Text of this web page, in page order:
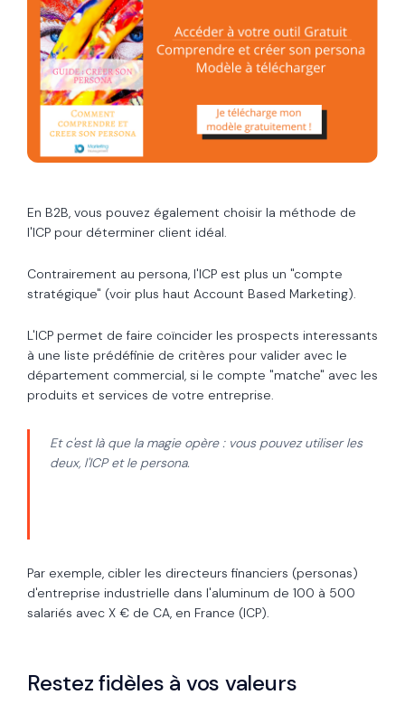
En B2B, vous pouvez également choisir la méthode de
l'ICP pour déterminer client idéal.
Contrairement au persona, l'ICP est plus un "compte
stratégique" (voir plus haut Account Based Marketing).
L'ICP permet de faire coïncider les prospects interessants
à une liste prédéfinie de critères pour valider avec le
département commercial, si le compte "matche" avec les
produits et services de votre entreprise.
Et c'est là que la magie opère : vous pouvez utiliser les
deux, l'ICP et le persona.
Par exemple, cibler les directeurs financiers (personas)
d'entreprise industrielle dans l'aluminum de 100 à 500
salariés avec X € de CA, en France (ICP).
Restez fidèles à vos valeurs